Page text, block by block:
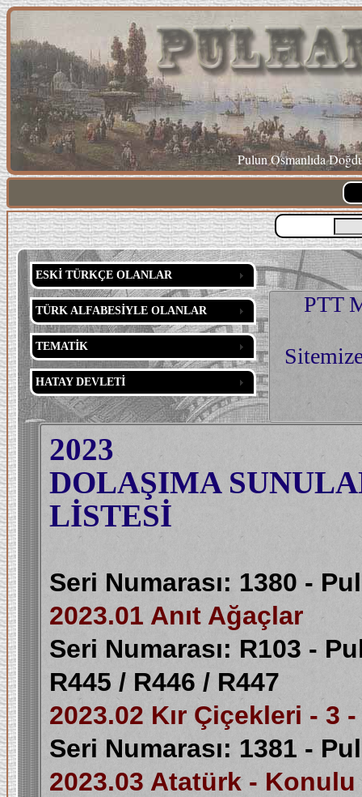
Pulun Osmanlıda
ESKİ TÜRKÇE OLANLAR
TÜRK ALFABESİYLE OLANLAR
TEMATİK
HATAY DEVLETİ
PTT
2023
DOLAŞIMA
LİSTESİ
Seri Numarası: 1380 -
2023.01 Anıt Ağaçlar
Seri Numarası: R103 -
R445 / R446 / R447
2023.02 Kır Çiçekleri - 3
Seri Numarası: 1381 -
2023.03 Atatürk -